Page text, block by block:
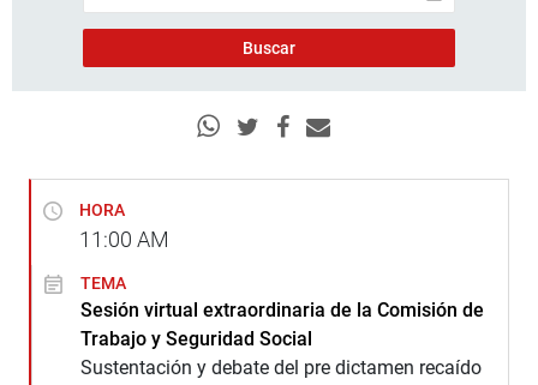
HORA
11:00 AM
TEMA
Sesión virtual extraordinaria de la Comisión de
Trabajo y Seguridad Social
Sustentación y debate del pre dictamen recaído